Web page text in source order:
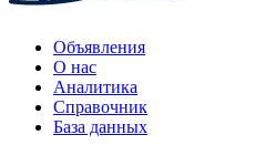
Объявления
О нас
Аналитика
Справочник
База данных